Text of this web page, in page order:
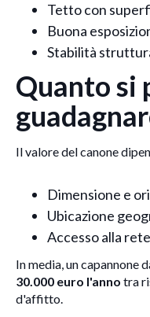
Tetto con
Buona
Stabilità
Quanto si
Il valore del canone
Dimensione e
Ubicazione
Accesso alla
In media, un capannone
30.000 euro l'anno tra
d'affitto.